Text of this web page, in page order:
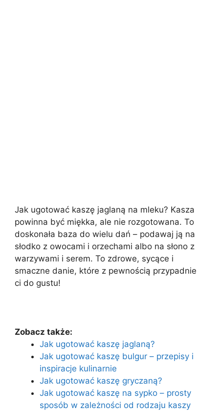
Jak ugotować kaszę jaglaną na mleku? Kasza
powinna być miękka, ale nie rozgotowana. To
doskonała baza do wielu dań – podawaj ją na
słodko z owocami i orzechami albo na słono z
warzywami i serem. To zdrowe, sycące i
smaczne danie, które z pewnością przypadnie
ci do gustu!
Zobacz także:
Jak ugotować kaszę jaglaną?
Jak ugotować kaszę bulgur – przepisy i
inspiracje kulinarnie
Jak ugotować kaszę gryczaną?
Jak ugotować kaszę na sypko – prosty
sposób w zależności od rodzaju kaszy